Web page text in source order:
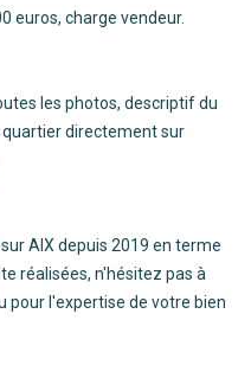
euros, charge vendeur.
les photos, descriptif du
directement sur
AIX depuis 2019 en terme
réalisées, n'hésitez pas à
pour l'expertise de votre bien